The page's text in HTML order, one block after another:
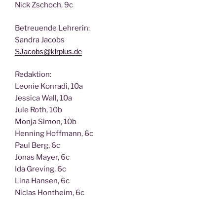
Nick Zscho­ch, 9c
Betreu­en­de Lehrerin:
San­dra Jacobs
SJacobs@klrplus.de
Redak­ti­on:
Leo­nie Kon­ra­di, 10a
Jes­si­ca Wall, 10a
Jule Roth, 10b
Mon­ja Simon, 10b
Hen­ning Hoff­mann, 6c
Paul Berg, 6c
Jonas May­er, 6c
Ida Gre­ving, 6c
Lina Han­sen, 6c
Nic­las Hont­heim, 6c